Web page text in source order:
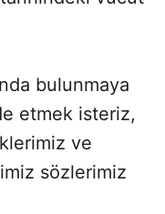
bulunmaya
etmek isteriz,
ve
sözlerimiz